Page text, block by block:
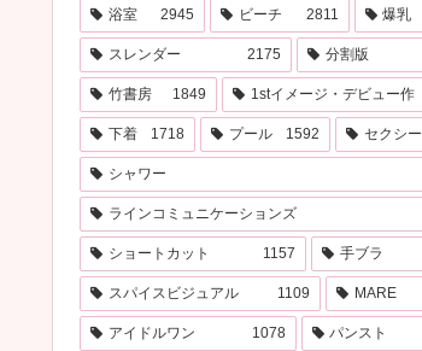
浴室 2945 ビーチ 2811 爆乳
スレンダー 2175 分割版
竹書房 1849 1stイメージ・デビュー作
下着 1718 プール 1592 セクシー
シャワー
ラインコミュニケーションズ
ショートカット 1157 手ブラ
スパイスビジュアル 1109 MARE
アイドルワン 1078 パンスト